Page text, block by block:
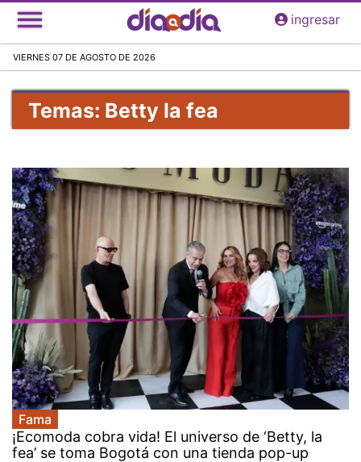
Pasar
al
principal
ingresar
VIERNES 07 DE AGOSTO DE 2026
Temas: Betty la fea
Fama
¡Ecomoda cobra vida! El universo de ‘Betty, la
fea’ se toma Bogotá con una tienda pop-up